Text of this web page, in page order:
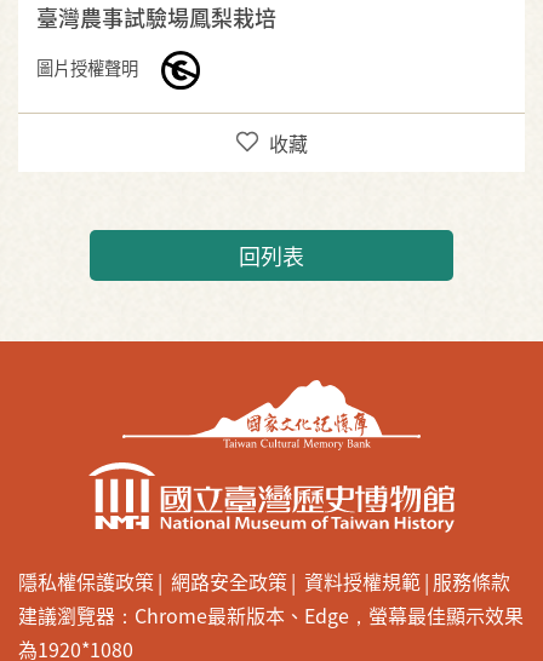
臺灣農事試驗場鳳梨栽培
圖片授權聲明
收藏
回列表
隱私權保護政策 網路安全政策 資料授權規範 服務條款
建議瀏覽器：Chrome最新版本、Edge，螢幕最佳顯示效果
為1920*1080